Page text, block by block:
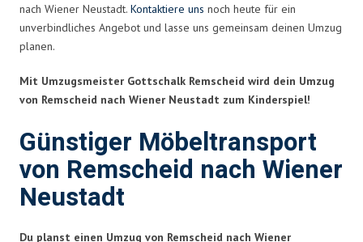
nach Wiener Neustadt. Kontaktiere uns noch heute für ein
unverbindliches Angebot und lasse uns gemeinsam deinen Umzug
planen.
Mit Umzugsmeister Gottschalk Remscheid wird dein Umzug
von Remscheid nach Wiener Neustadt zum Kinderspiel!
Günstiger Möbeltransport
von Remscheid nach Wiener
Neustadt
Du planst einen Umzug von Remscheid nach Wiener